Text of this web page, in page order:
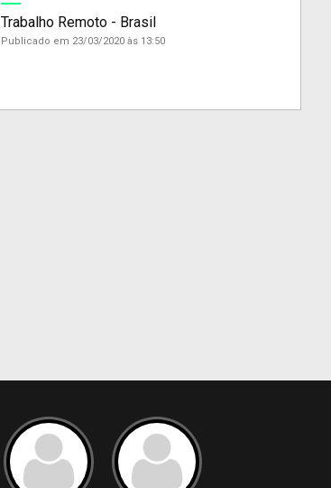
Trabalho Remoto - Brasil
Publicado em 23/03/2020 às 13:50